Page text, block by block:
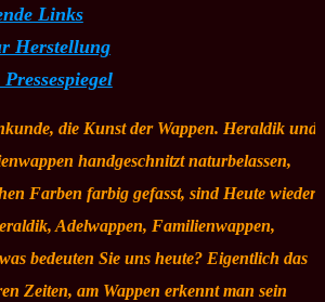
Links
Herstellung
die Kunst der Wappen. Heraldik und
handgeschnitzt naturbelassen,
Farben farbig gefasst, sind Heute wieder
Adelwappen, Familienwappen,
bedeuten Sie uns heute? Eigentlich das
Zeiten, am Wappen erkennt man sein